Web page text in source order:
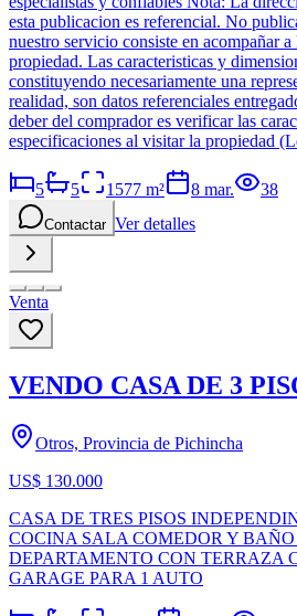
esta publicacion es referencial. No
nuestro servicio consiste en acompañar
propiedad. Las caracteristicas y
constituyendo necesariamente una
realidad, son datos referenciales
deber del comprador es verificar las
especificaciones al visitar la propiedad
5 5 1577 m² 8 mar. 38
Contactar Ver detalles
Venta
VENDO CASA DE 3
Otros, Provincia de Pichincha
US$ 130.000
CASA DE TRES PISOS
COCINA SALA COMEDOR Y
DEPARTAMENTO CON TERRAZA
GARAGE PARA 1 AUTO